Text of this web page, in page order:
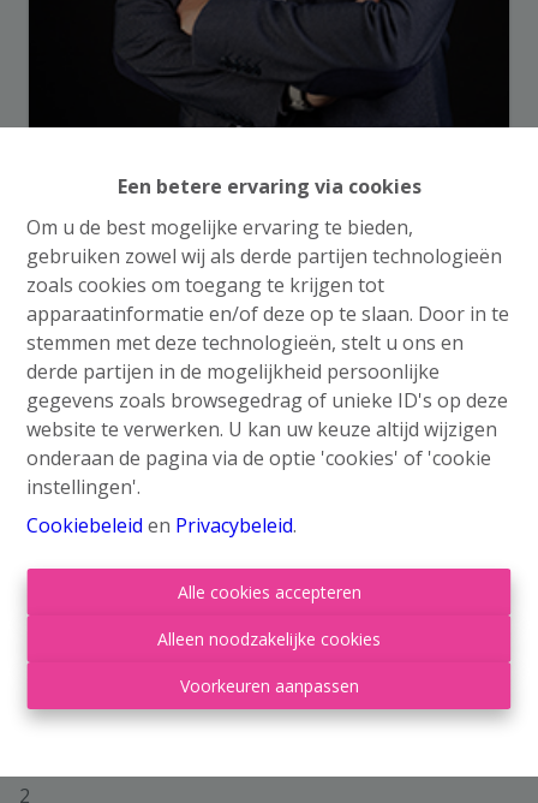
Een betere ervaring via cookies
Om u de best mogelijke ervaring te bieden,
gebruiken zowel wij als derde partijen technologieën
zoals cookies om toegang te krijgen tot
apparaatinformatie en/of deze op te slaan. Door in te
stemmen met deze technologieën, stelt u ons en
derde partijen in de mogelijkheid persoonlijke
gegevens zoals browsegedrag of unieke ID's op deze
website te verwerken. U kan uw keuze altijd wijzigen
onderaan de pagina via de optie 'cookies' of 'cookie
instellingen'.
Cookiebeleid en Privacybeleid.
Alle cookies accepteren
Alleen noodzakelijke cookies
Voorkeuren aanpassen
Info aanvragen
3 1 138 m²
Delen
Algemeen
Neuve 9 , 4460 Grâce-Hollogne
2